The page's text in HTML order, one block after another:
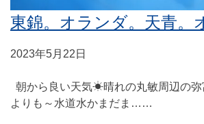
東錦。オランダ。天青。
2023年5月22日
朝から良い天気☀晴れの丸敏周辺の
よりも～水道水かまだま……